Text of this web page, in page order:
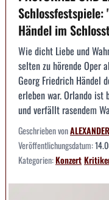
Schlossfestspiele:
Händel im
Wie dicht Liebe und
selten zu hörende Oper
Georg Friedrich Händel
erleben war. Orlando ist
und verfällt rasendem
Geschrieben von
Veröffentlichungsdatum:
Kategorien:Konzert